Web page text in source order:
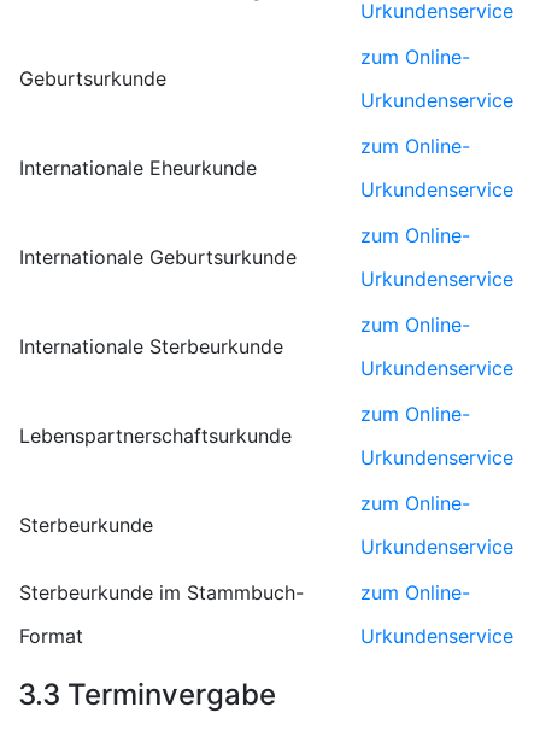
Urkundenservice
Geburtsurkunde
zum Online-
Urkundenservice
Internationale Eheurkunde
zum Online-
Urkundenservice
Internationale Geburtsurkunde
zum Online-
Urkundenservice
Internationale Sterbeurkunde
zum Online-
Urkundenservice
Lebenspartnerschaftsurkunde
zum Online-
Urkundenservice
Sterbeurkunde
zum Online-
Urkundenservice
Sterbeurkunde im Stammbuch-
Format
zum Online-
Urkundenservice
3.3 Terminvergabe